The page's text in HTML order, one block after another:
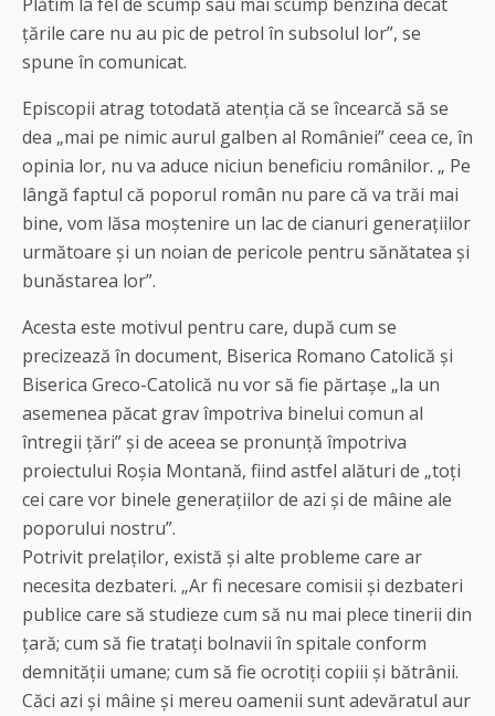
țările care nu au pic de petrol în subsolul lor”, se
spune în comunicat.
Episcopii atrag totodată atenția că se încearcă să se
dea „mai pe nimic aurul galben al României” ceea ce, în
opinia lor, nu va aduce niciun beneficiu românilor. „ Pe
lângă faptul că poporul român nu pare că va trăi mai
bine, vom lăsa moștenire un lac de cianuri generațiilor
următoare și un noian de pericole pentru sănătatea și
bunăstarea lor”.
Acesta este motivul pentru care, după cum se
precizează în document, Biserica Romano Catolică și
Biserica Greco-Catolică nu vor să fie părtașe „la un
asemenea păcat grav împotriva binelui comun al
întregii țări” și de aceea se pronunță împotriva
proiectului Roșia Montană, fiind astfel alături de „toți
cei care vor binele generațiilor de azi și de mâine ale
poporului nostru”.
Potrivit prelaților, există și alte probleme care ar
necesita dezbateri. „Ar fi necesare comisii și dezbateri
publice care să studieze cum să nu mai plece tinerii din
țară; cum să fie tratați bolnavii în spitale conform
demnității umane; cum să fie ocrotiți copiii și bătrânii.
Căci azi și mâine și mereu oamenii sunt adevăratul aur